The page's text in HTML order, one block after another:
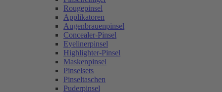
Rougepinsel
Applikatoren
Augenbrauenpinsel
Concealer-Pinsel
Eyelinerpinsel
Highlighter-Pinsel
Maskenpinsel
Pinselsets
Pinseltaschen
Puderpinsel